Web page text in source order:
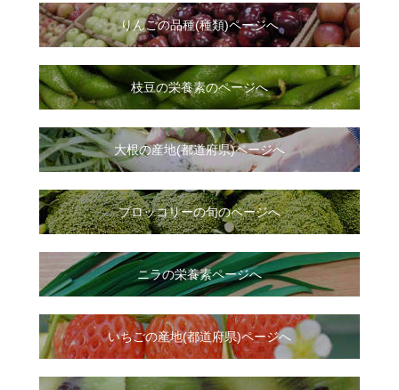
りんごの品種(種類)ページへ
枝豆の栄養素のページへ
大根の産地(都道府県)ページへ
ブロッコリーの旬のページへ
ニラの栄養素ページへ
いちごの産地(都道府県)ページへ